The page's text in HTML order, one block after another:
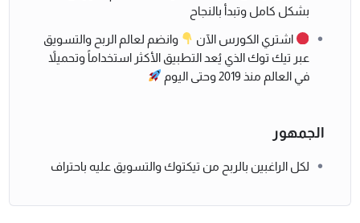
بشكل كامل وتبدأ بالنجاح
اشتري الكورس الآن
وانضم لعالم الربح والتسويق
عبر تيك توك الذي يُعد التطبيق الأكثر استخداماً وتحميلاً
في العالم منذ 2019 وحتى اليوم
الجمهور
لكل الراغبين بالربح من تيكتوك والتسويق عليه باحتراف